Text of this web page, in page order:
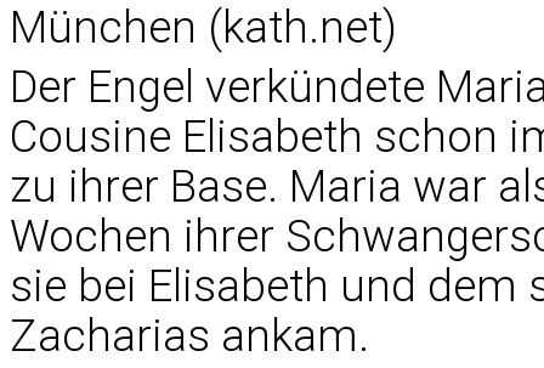
München (kath.net)
Der Engel verkündete
Cousine Elisabeth schon
zu ihrer Base. Maria war
Wochen ihrer
sie bei Elisabeth und
Zacharias ankam.